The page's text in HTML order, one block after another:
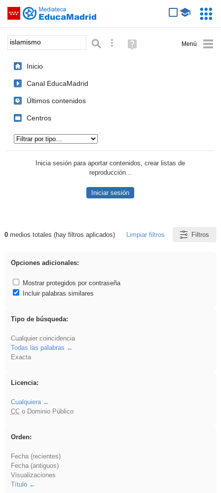
Saltar navegación
Palabra o frase: Búsqueda avanzada
Ayuda
(en
Inicio
Canal EducaMadrid
Últimos contenidos
Centros
Inicia sesión para aportar contenidos, crear listas de
reproducción...
Iniciar sesión
Resultados de: islamismo
0medios totales (hay filtros aplicados) Limpiar filtros Filtros
Opciones adicionales:
Mostrar protegidos por contraseña
Incluir palabras similares
Tipo de búsqueda:
Cualquier coincidencia
Todas las palabras
Exacta
Licencia:
Cualquiera
CCo Dominio Público
Orden:
Fecha (recientes)
Fecha (antiguos)
Visualizaciones
Título